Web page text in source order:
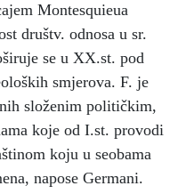
Montesquieua
društv. odnosa u sr.
se u XX.st. pod
smjerova. F. je
složenim političkim,
koje od I.st. provodi
koju u seobama
napose Germani.